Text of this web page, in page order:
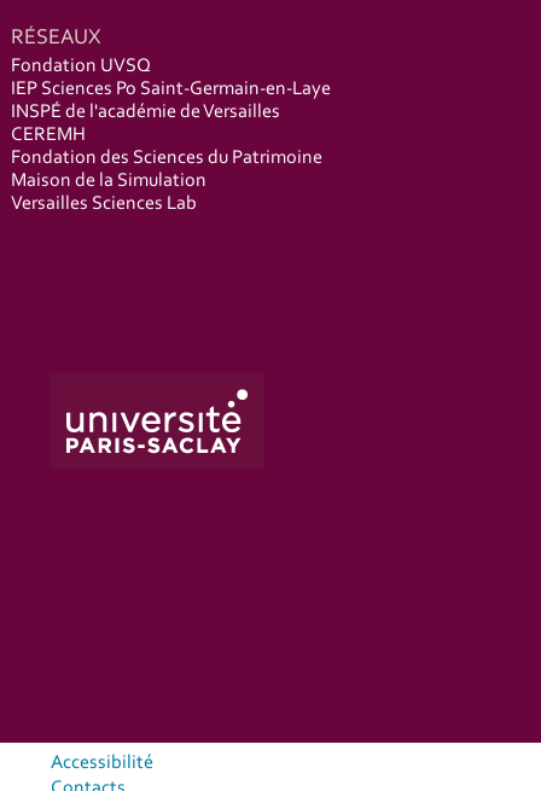
RÉSEAUX
Fondation UVSQ
IEP Sciences Po Saint-Germain-en-Laye
INSPÉ de l'académie de Versailles
CEREMH
Fondation des Sciences du Patrimoine
Maison de la Simulation
Versailles Sciences Lab
Accessibilité